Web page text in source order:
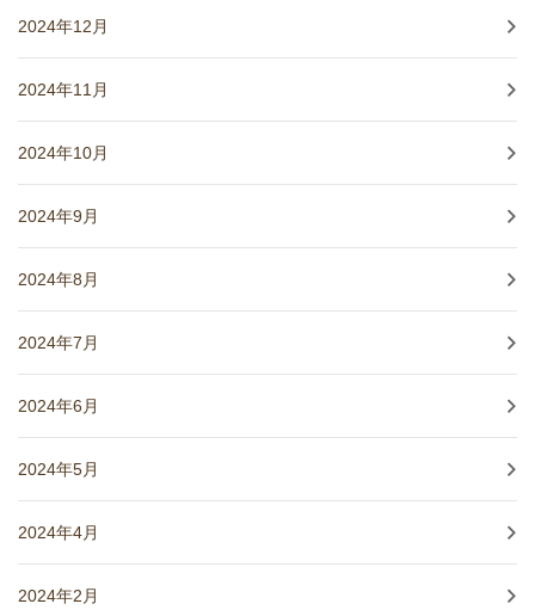
2024年12月
2024年11月
2024年10月
2024年9月
2024年8月
2024年7月
2024年6月
2024年5月
2024年4月
2024年2月